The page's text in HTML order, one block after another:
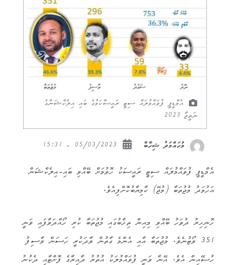
އެމްޑީޕީ ފުވައްމުލައް ސިޓީ ރައީސްކަމުގެ ބައި އިލެކްޝަންގެ
ނަތީޖާ 2023
މުހައްމަދު ޝިހާބް
އެމްޑީޕީ ފުވައްމުލައް ސިޓީ ރައީސަކު ހޮވުމަށް ބޭއްވި ބައި-އިލެކްޝަން
އަހުމަދު މުޖުތަބާ (މުޖޭ) ކާމިޔާބުކޮށްފިއެވެ.
ހޮނިހިރު ދުވަހު ބޭއްވި މިއިން ތިޚާބުގައި މުޖުތަބާ ކުރި ހޯއްދަވާފައި ވަނީ
351 ވޯޓުނެވެ. މުޖުތަބާ އާއި އެންމެ ގާތުން ވާދަކުރީ ހަސަން ވާސިފު
ހުސޭއިން އެވެ. އޭނާ ވަނީ ފުވައްމުލަކު އުތުރު ދާއިރާގެ ފޮށްޓާއި ދެކުނު